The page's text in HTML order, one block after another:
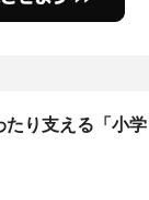
り支える「小学